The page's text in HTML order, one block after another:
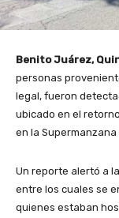
Benito Juárez,
personas
legal, fueron
ubicado en el
en la Supermanzana
Un reporte alertó a
entre los cuales se
quienes estaban